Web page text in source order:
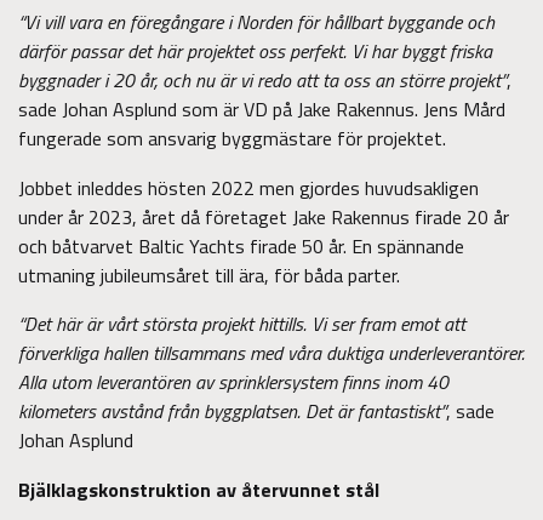
“Vi vill vara en föregångare i Norden för hållbart byggande och
därför passar det här projektet oss perfekt. Vi har byggt friska
byggnader i 20 år, och nu är vi redo att ta oss an större projekt”,
sade Johan Asplund som är VD på Jake Rakennus. Jens Mård
fungerade som ansvarig byggmästare för projektet.
Jobbet inleddes hösten 2022 men gjordes huvudsakligen
under år 2023, året då företaget Jake Rakennus firade 20 år
och båtvarvet Baltic Yachts firade 50 år. En spännande
utmaning jubileumsåret till ära, för båda parter.
“Det här är vårt största projekt hittills. Vi ser fram emot att
förverkliga hallen tillsammans med våra duktiga underleverantörer.
Alla utom leverantören av sprinklersystem finns inom 40
kilometers avstånd från byggplatsen. Det är fantastiskt”, sade
Johan Asplund
Bjälklagskonstruktion av återvunnet stål